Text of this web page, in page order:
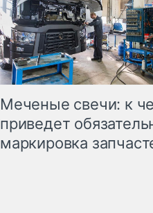
Меченые свечи: к
приведет
маркировка